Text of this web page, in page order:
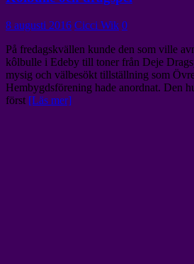
8 augusti 2016 Cicci Wik 0
På fredagskvällen kunde den som ville
kôlbulle i Edeby till toner från Deje
mysig och välbesökt tillställning som
Hembygdsförening hade anordnat. Den
först [Läs mer]